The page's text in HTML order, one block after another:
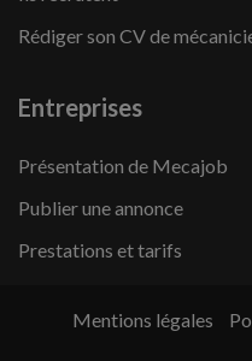
Rédiger son CV de
Entreprises
Présentation de Mecajob
Publier une annonce
Prestations et tarifs
Mentions légales